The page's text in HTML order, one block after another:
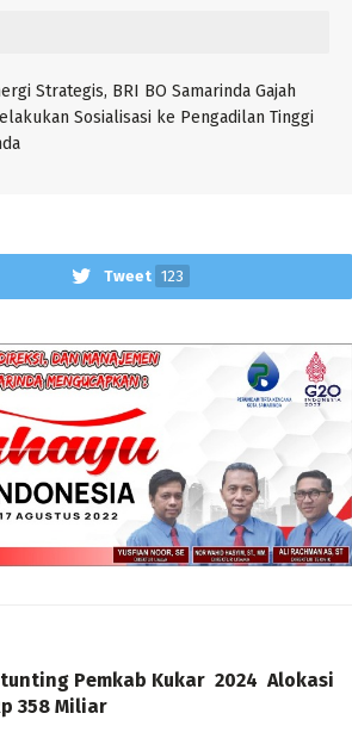
Strategis, BRI BO Samarinda Gajah
Sosialisasi ke Pengadilan Tinggi
Tweet 123
Pemkab Kukar 2024 Alokasi
358 Miliar